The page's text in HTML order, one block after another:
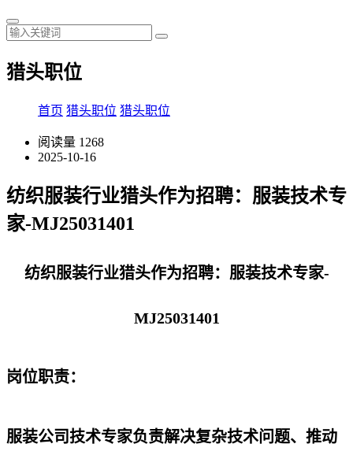
猎头职位
首页 猎头职位 猎头职位
阅读量 1268
2025-10-16
纺织服装行业猎头作为招聘：服装技术专
家-MJ25031401
纺织服装行业猎头作为招聘：服装技术专家-
MJ25031401
岗位职责：
服装公司技术专家负责解决复杂技术问题、推动